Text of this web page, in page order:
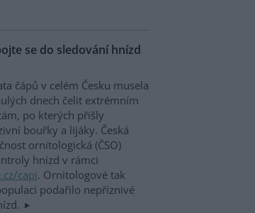
se do sledování hnízd
čápů v celém Česku musela
dnech čelit extrémním
po kterých přišly
bouřky a lijáky. Česká
ornitologická (ČSO)
hnízd v rámci
capi. Ornitologové tak
podařilo nepříznivé